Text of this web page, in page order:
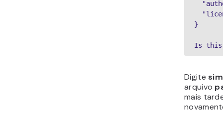
}
Is this
Digite sim
arquivo
mais